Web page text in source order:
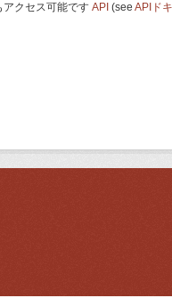
クセス可能です API (see APIド